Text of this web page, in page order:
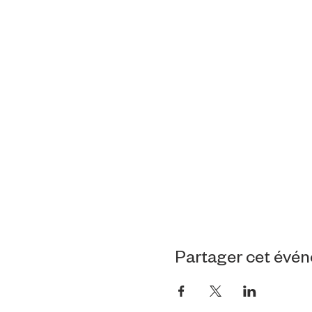
Partager cet